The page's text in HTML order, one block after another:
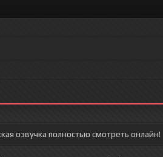
озвучка полностью смотреть онлайн!